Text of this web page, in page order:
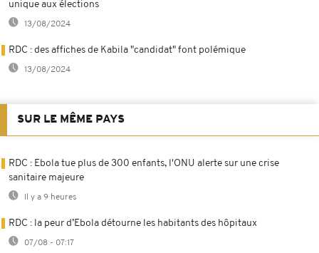
unique aux élections
13/08/2024
RDC : des affiches de Kabila "candidat" font polémique
13/08/2024
SUR LE MÊME PAYS
RDC : Ebola tue plus de 300 enfants, l'ONU alerte sur une crise
sanitaire majeure
Il y a 9 heures
RDC : la peur d’Ebola détourne les habitants des hôpitaux
07/08 - 07:17